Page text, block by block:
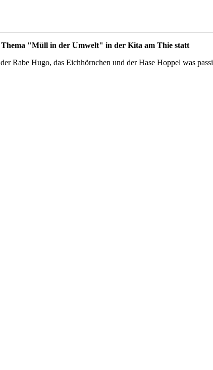
Thema "Müll in der Umwelt" in der Kita am Thie statt
Rabe Hugo, das Eichhörnchen und der Hase Hoppel was